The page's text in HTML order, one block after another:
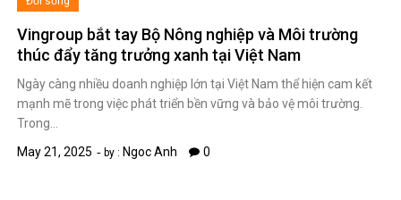
Vingroup bắt tay Bộ Nông nghiệp và Môi trường
thúc đẩy tăng trưởng xanh tại Việt Nam
Ngày càng nhiều doanh nghiệp lớn tại Việt Nam thể hiện cam kết
mạnh mẽ trong việc phát triển bền vững và bảo vệ môi trường.
Trong…
May 21, 2025
by : Ngoc Anh 0